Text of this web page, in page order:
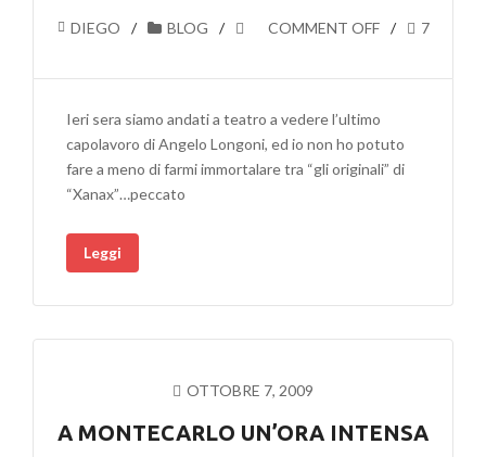
DIEGO BLOG COMMENT OFF 7
Ieri sera siamo andati a teatro a vedere l’ultimo
capolavoro di Angelo Longoni, ed io non ho potuto
fare a meno di farmi immortalare tra “gli originali” di
“Xanax”…peccato
Leggi
OTTOBRE 7, 2009
A MONTECARLO UN’ORA INTENSA